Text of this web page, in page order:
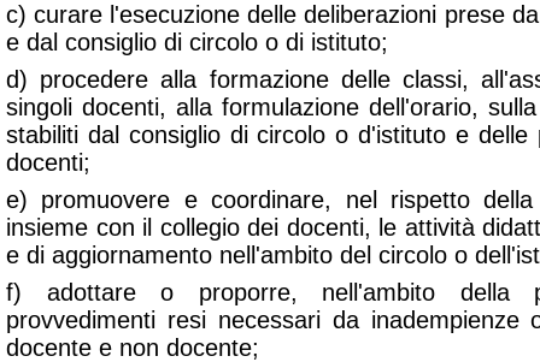
c) curare l'esecuzione delle deliberazioni prese
e dal consiglio di circolo o di istituto;
d) procedere alla formazione delle classi,
singoli docenti, alla formulazione dell'orario,
stabiliti dal consiglio di circolo o d'istituto e delle
docenti;
e) promuovere e coordinare, nel rispetto della
insieme con il collegio dei docenti, le attività
e di aggiornamento nell'ambito del circolo o
f) adottare o proporre, nell'ambito della
provvedimenti resi necessari da inadempienze
docente e non docente;